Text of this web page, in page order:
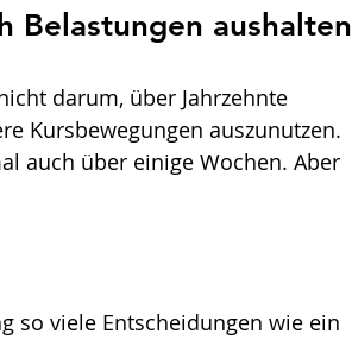
Belastungen aushalten
darum, über Jahrzehnte
Kursbewegungen auszunutzen.
auch über einige Wochen. Aber
so viele Entscheidungen wie ein